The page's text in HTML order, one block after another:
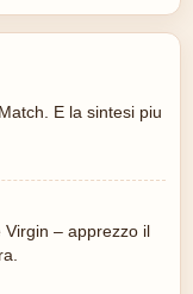
E la sintesi piu
– apprezzo il